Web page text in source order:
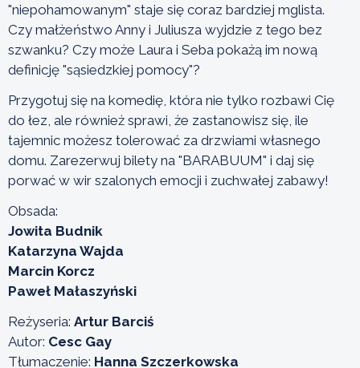
"niepohamowanym" staje się coraz bardziej mglista.
Czy małżeństwo Anny i Juliusza wyjdzie z tego bez
szwanku? Czy może Laura i Seba pokażą im nową
definicję "sąsiedzkiej pomocy"?
Przygotuj się na komedię, która nie tylko rozbawi Cię
do łez, ale również sprawi, że zastanowisz się, ile
tajemnic możesz tolerować za drzwiami własnego
domu. Zarezerwuj bilety na "BARABUUM" i daj się
porwać w wir szalonych emocji i zuchwałej zabawy!
Obsada:
Jowita Budnik
Katarzyna Wajda
Marcin Korcz
Paweł Małaszyński
Reżyseria: Artur Barciś
Autor: Cesc Gay
Tłumaczenie: Hanna Szczerkowska